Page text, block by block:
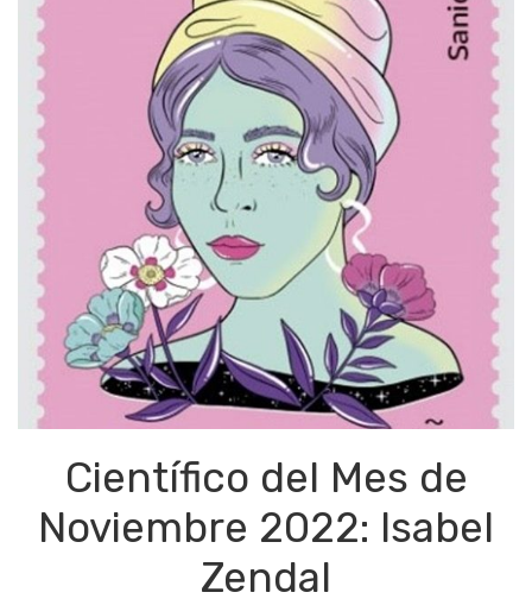
Científico del Mes de
Noviembre 2022: Isabel
Zendal